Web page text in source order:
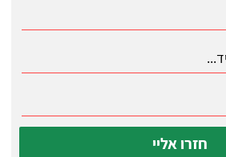
חזרו אליי